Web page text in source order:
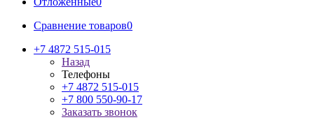
Сравнение товаров0
+7 4872 515-015
Назад
Телефоны
+7 4872 515-015
+7 800 550-90-17
Заказать звонок